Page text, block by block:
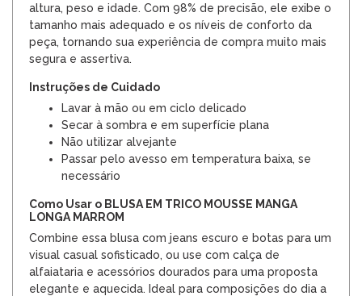
altura, peso e idade. Com 98% de precisão, ele exibe o
tamanho mais adequado e os níveis de conforto da
peça, tornando sua experiência de compra muito mais
segura e assertiva.
Instruções de Cuidado
Lavar à mão ou em ciclo delicado
Secar à sombra e em superfície plana
Não utilizar alvejante
Passar pelo avesso em temperatura baixa, se
necessário
Como Usar o BLUSA EM TRICO MOUSSE MANGA
LONGA MARROM
Combine essa blusa com jeans escuro e botas para um
visual casual sofisticado, ou use com calça de
alfaiataria e acessórios dourados para uma proposta
elegante e aquecida. Ideal para composições do dia a